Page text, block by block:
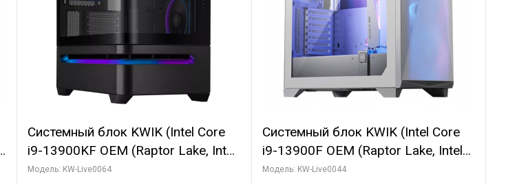
Системный блок KWIK (Intel Core
i9-13900KF OEM (Raptor Lake, Intel
7, C24 16EC/8P/ 64 ГБ ОЗУ (2
Модель: KW-Live0064
Системный блок KWIK (Intel Core
i9-13900F OEM (Raptor Lake, Intel
7, Efficient-co/ 32 ГБ ОЗУ (2
Модель: KW-Live0044